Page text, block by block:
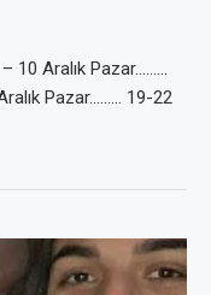
10 Aralık Pazar………
Pazar……… 19-22